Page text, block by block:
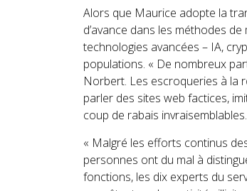
Alors que Maurice adopte la
d’avance dans les méthodes
technologies avancées – IA,
populations. « De nombreux
Norbert. Les escroqueries à la
parler des sites web factices,
coup de rabais invraisemblables.
« Malgré les efforts continus
personnes ont du mal à
fonctions, les dix experts du